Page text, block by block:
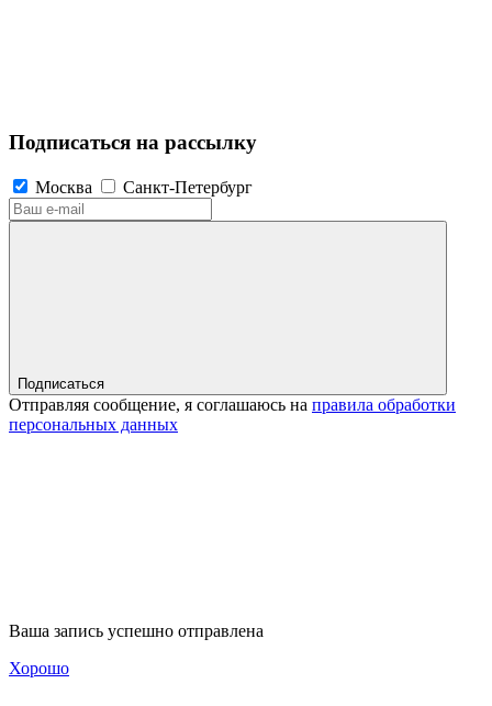
Подписаться на рассылку
Москва Санкт-Петербург
Подписаться
Отправляя сообщение, я соглашаюсь на правила обработки
персональных данных
Ваша запись успешно отправлена
Хорошо